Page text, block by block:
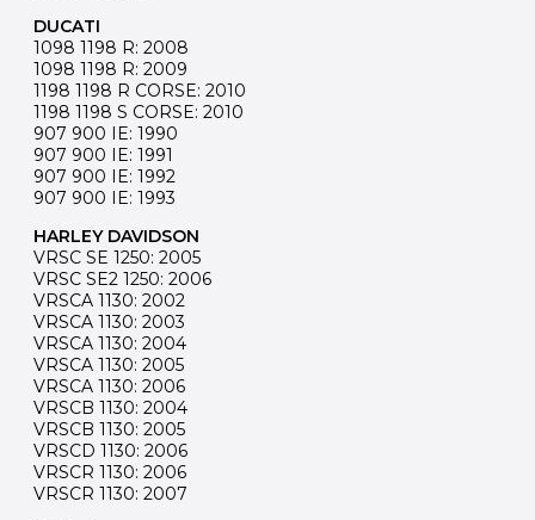
DUCATI
1098 1198 R: 2008
1098 1198 R: 2009
1198 1198 R CORSE: 2010
1198 1198 S CORSE: 2010
907 900 IE: 1990
907 900 IE: 1991
907 900 IE: 1992
907 900 IE: 1993
HARLEY DAVIDSON
VRSC SE 1250: 2005
VRSC SE2 1250: 2006
VRSCA 1130: 2002
VRSCA 1130: 2003
VRSCA 1130: 2004
VRSCA 1130: 2005
VRSCA 1130: 2006
VRSCB 1130: 2004
VRSCB 1130: 2005
VRSCD 1130: 2006
VRSCR 1130: 2006
VRSCR 1130: 2007